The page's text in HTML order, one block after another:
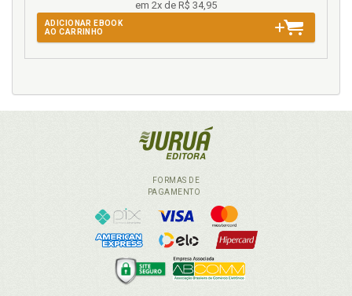
em 2x de R$ 34,95
ADICIONAR EBOOK
AO CARRINHO
FORMAS DE
PAGAMENTO